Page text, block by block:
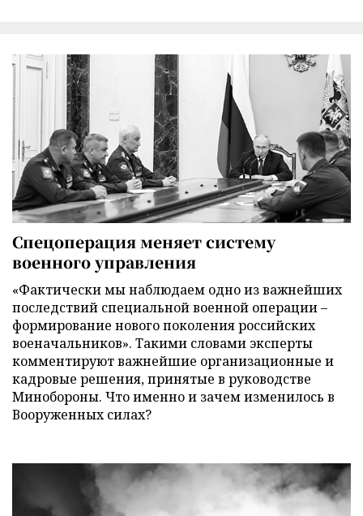
Спецоперация меняет систему
военного управления
«Фактически мы наблюдаем одно из важнейших
последствий специальной военной операции –
формирование нового поколения российских
военачальников». Такими словами эксперты
комментируют важнейшие организационные и
кадровые решения, принятые в руководстве
Минобороны. Что именно и зачем изменилось в
Вооруженных силах?